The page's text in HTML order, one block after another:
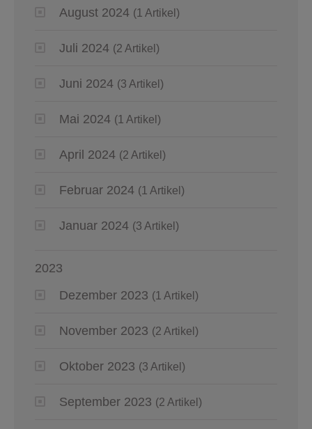
August 2024 (1 Artikel)
Juli 2024 (2 Artikel)
Juni 2024 (3 Artikel)
Mai 2024 (1 Artikel)
April 2024 (2 Artikel)
Februar 2024 (1 Artikel)
Januar 2024 (3 Artikel)
2023
Dezember 2023 (1 Artikel)
November 2023 (2 Artikel)
Oktober 2023 (3 Artikel)
September 2023 (2 Artikel)